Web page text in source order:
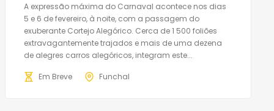
A expressão máxima do Carnaval acontece nos dias
5 e 6 de fevereiro, à noite, com a passagem do
exuberante Cortejo Alegórico. Cerca de 1 500 foliões
extravagantemente trajados e mais de uma dezena
de alegres carros alegóricos, integram este...
Em Breve Funchal